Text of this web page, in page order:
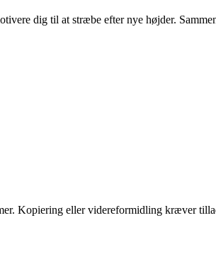
dig til at stræbe efter nye højder.
Kopiering eller videreformidling kræver